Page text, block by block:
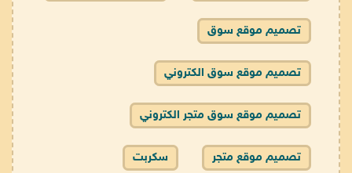
تصميم موقع سوق
تصميم موقع سوق الكتروني
تصميم موقع سوق متجر الكتروني
تصميم موقع متجر سكربت